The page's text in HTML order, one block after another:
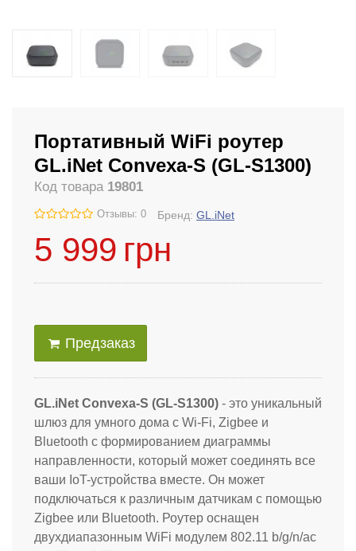
Портативный WiFi роутер
GL.iNet Convexa-S (GL-S1300)
Код товара 19801
Отзывы: 0 Бренд: GL.iNet
5 999 грн
Предзаказ
GL.iNet Convexa-S (GL-S1300) - это уникальный
шлюз для умного дома с Wi-Fi, Zigbee и
Bluetooth с формированием диаграммы
направленности, который может соединять все
ваши IoT-устройства вместе. Он может
подключаться к различным датчикам с помощью
Zigbee или Bluetooth. Роутер оснащен
двухдиапазонным WiFi модулем 802.11 b/g/n/ac